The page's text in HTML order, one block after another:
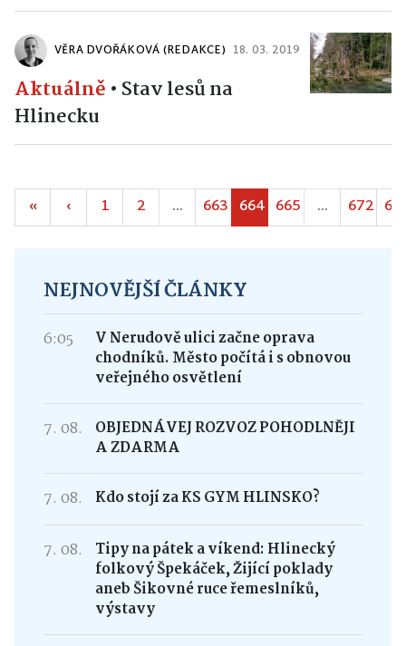
VĚRA DVOŘÁKOVÁ (REDAKCE) 18. 03. 2019
Aktuálně • Stav lesů na
Hlinecku
« ‹ 1 2 ... 663 664 665 ... 672
NEJNOVĚJŠÍ ČLÁNKY
6:05
V Nerudově ulici začne oprava
chodníků. Město počítá i s obnovou
veřejného osvětlení
7. 08.
OBJEDNÁVEJ ROZVOZ POHODLNĚJI
A ZDARMA
7. 08. Kdo stojí za KS GYM HLINSKO?
7. 08.
Tipy na pátek a víkend: Hlinecký
folkový Špekáček, Žijící poklady
aneb Šikovné ruce řemeslníků,
výstavy